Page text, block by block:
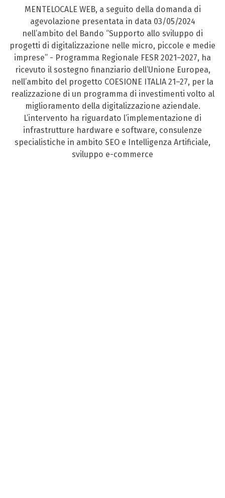
MENTELOCALE WEB, a seguito della domanda di
agevolazione presentata in data 03/05/2024
nell’ambito del Bando “Supporto allo sviluppo di
progetti di digitalizzazione nelle micro, piccole e medie
imprese” - Programma Regionale FESR 2021–2027, ha
ricevuto il sostegno finanziario dell’Unione Europea,
nell’ambito del progetto COESIONE ITALIA 21–27, per la
realizzazione di un programma di investimenti volto al
miglioramento della digitalizzazione aziendale.
L’intervento ha riguardato l’implementazione di
infrastrutture hardware e software, consulenze
specialistiche in ambito SEO e Intelligenza Artificiale,
sviluppo e-commerce